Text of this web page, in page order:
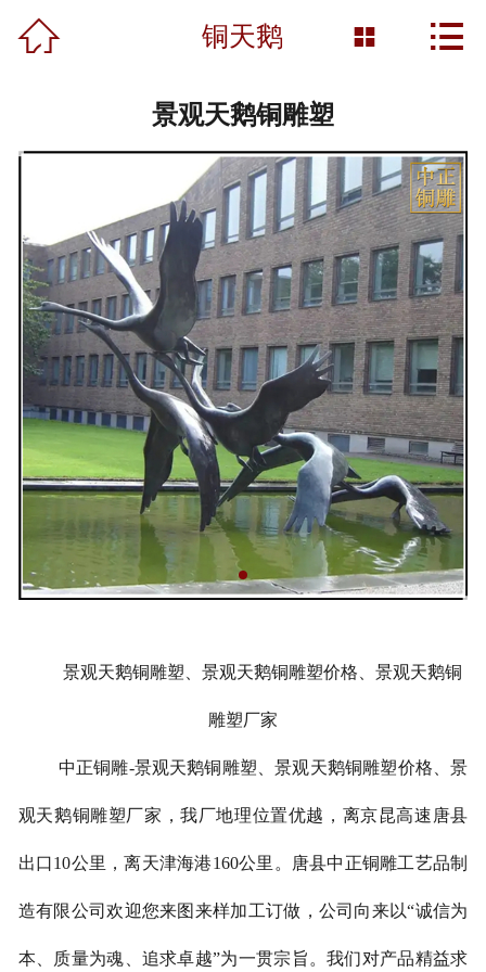
 首页
新闻资讯
工程案例
雕塑知识
资质荣誉
营销网络
联系我们
 铜天鹅  
景观天鹅铜雕塑
景观天鹅铜雕塑、景观天鹅铜雕塑价格、景观天鹅铜
雕塑厂家
中正铜雕-景观天鹅铜雕塑、景观天鹅铜雕塑价格、景
观天鹅铜雕塑厂家 ，我厂地理位置优越，离京昆高速唐县
出口10公里，离天津海港160公里。唐县中正铜雕工艺品制
造有限公司欢迎您来图来样加工订做，公司向来以“诚信为
本、质量为魂、追求卓越”为一贯宗旨。我们对产品精益求